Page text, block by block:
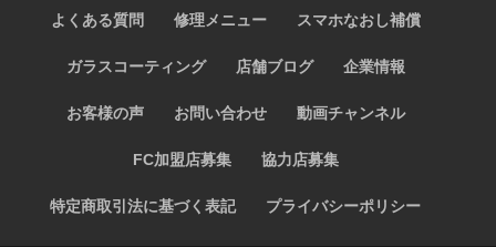
よくある質問 修理メニュー スマホなおし補償
ガラスコーティング 店舗ブログ 企業情報
お客様の声 お問い合わせ 動画チャンネル
FC加盟店募集 協力店募集
特定商取引法に基づく表記 プライバシーポリシー